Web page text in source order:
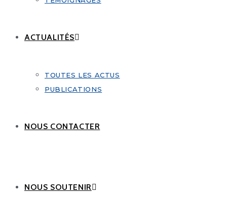
ACTUALITÉS
TOUTES LES ACTUS
PUBLICATIONS
NOUS CONTACTER
NOUS SOUTENIR